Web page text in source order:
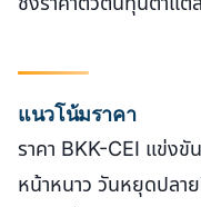
แนวโน้มราคา
ราคา BKK-CEI แข่ง
หน้าหนาว วันหยุดปลา